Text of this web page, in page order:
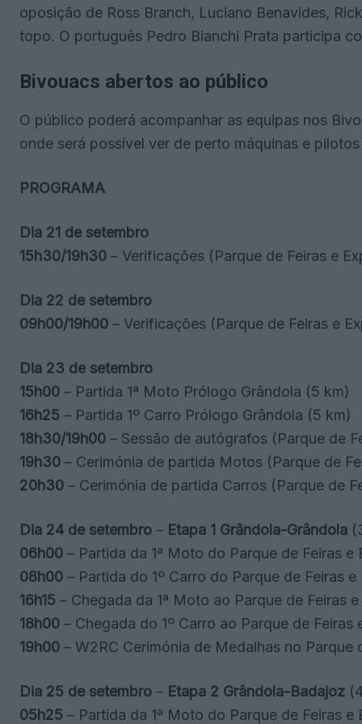
oposição de Ross Branch, Luciano Benavides,
topo. O português Pedro Bianchi Prata participa
Bivouacs abertos ao público
O público poderá acompanhar as equipas nos
onde será possível ver de perto máquinas e
PROGRAMA
Dia 21 de setembro
15h30/19h30 – Verificações (Parque de Feiras e
Dia 22 de setembro
09h00/19h00 – Verificações (Parque de Feiras e
Dia 23 de setembro
15h00 – Partida 1ª Moto Prólogo Grândola (5 km)
16h25 – Partida 1º Carro Prólogo Grândola (5 km)
18h30/19h00 – Sessão de autógrafos (Parque de
19h30 – Cerimónia de partida Motos (Parque de
20h30 – Cerimónia de partida Carros (Parque de
Dia 24 de setembro – Etapa 1 Grândola-Grândola
06h00 – Partida da 1ª Moto do Parque de Feiras e
08h00 – Partida do 1º Carro do Parque de Feiras
16h15 – Chegada da 1ª Moto ao Parque de Feiras
18h00 – Chegada do 1º Carro ao Parque de
19h00 – W2RC Cerimónia de Medalhas no Parque
Dia 25 de setembro – Etapa 2 Grândola-Badajoz
05h25 – Partida da 1ª Moto do Parque de Feiras e